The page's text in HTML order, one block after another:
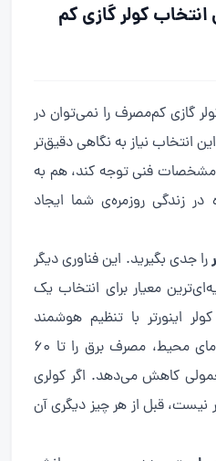
کولر گازی کم
گازی کم‌مصرف را نمی‌توان در
انتخاب نیاز به نگاهی دقیق‌تر
مشخصات فنی توجه کند، هم به
زندگی روزمره‌ی شما ایجاد
را جدی بگیرید. این فناوری دیگر
معیار برای انتخاب یک
اینورتر با تنظیم هوشمند
سرعت کمپرسور بر اساس دمای محیط، مصرف برق را تا ۶۰
کاهش می‌دهد. اگر کولری
نیست، قبل از هر چیز دیگری آن